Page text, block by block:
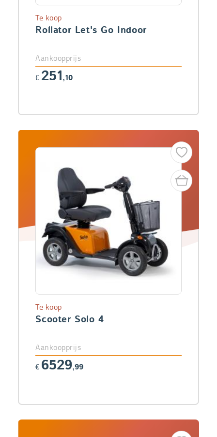
Rollator Let's Go Indoor
Te koop
Aankoopprijs
€ 251,10
Scooter Solo 4
Te koop
Aankoopprijs
€ 6529,99